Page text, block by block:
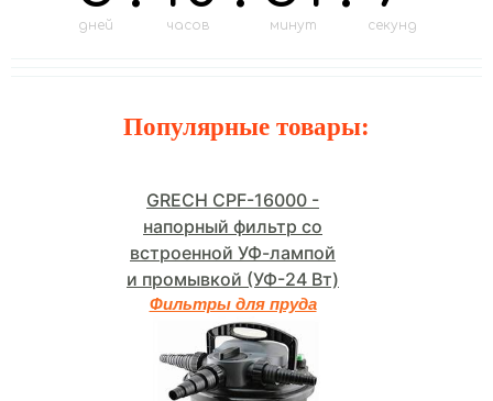
дней часов минут секунд
Популярные товары:
GRECH CPF-16000 -
напорный фильтр со
встроенной УФ-лампой
и промывкой (УФ-24 Вт)
Фильтры для пруда